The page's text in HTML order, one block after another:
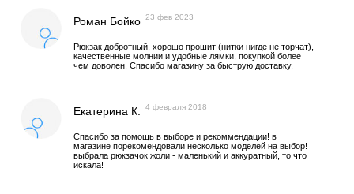
Роман Бойко 23 фев 2023
Рюкзак добротный, хорошо прошит (нитки нигде не торчат),
качественные молнии и удобные лямки, покупкой более
чем доволен. Спасибо магазину за быструю доставку.
Екатерина К. 4 февраля 2018
Спасибо за помощь в выборе и рекоммендации! в
магазине порекомендовали несколько моделей на выбор!
выбрала рюкзачок жоли - маленький и аккуратный, то что
искала!